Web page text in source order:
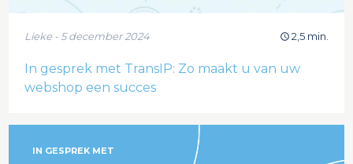
Lieke - 5 december 2024 2,5 min.
In gesprek met TransIP: Zo maakt u van uw
webshop een succes
IN GESPREK MET